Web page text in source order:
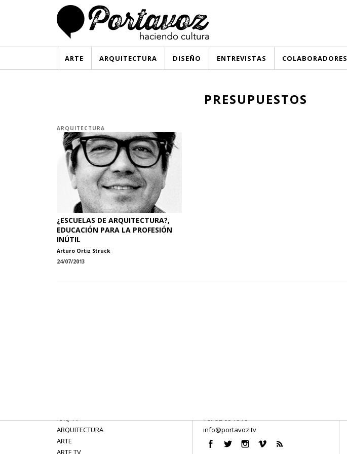
ARTE ARQUITECTURA DISEÑO ENTREVISTAS COLABORADORES
PRESUPUESTOS
ARQUITECTURA
¿ESCUELAS DE ARQUITECTURA?,
EDUCACIÓN PARA LA PROFESIÓN
INÚTIL
Arturo Ortiz Struck
24/07/2013
ARQ TV
ARQUITECTURA
ARTE
ARTE TV
Tel: 52 08 18 75
info@portavoz.tv